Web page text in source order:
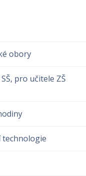
obory
pro učitele ZŠ